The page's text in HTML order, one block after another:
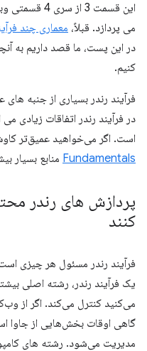
این قسمت 3
می پردازد. قبلاً، معماری چند
در این پست، ما قصد داریم به
کنیم.
فرآیند رندر بسیاری از جنبه
در فرآیند رندر اتفاقات زیادی
است. اگر می‌خواهید عمیق‌تر
Fundamentals منابع بسیار
پردازش های رندر
کنند
فرآیند رندر مسئول هر چیزی
یک فرآیند رندر، رشته اصلی
می‌کنید کنترل می‌کند. اگر از
گاهی اوقات بخش‌هایی از جاوا
مدیریت می‌شود. رشته های